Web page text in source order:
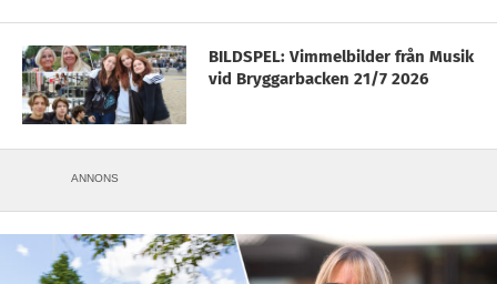
BILDSPEL: Vimmelbilder från Musik
vid Bryggarbacken 21/7 2026
ANNONS